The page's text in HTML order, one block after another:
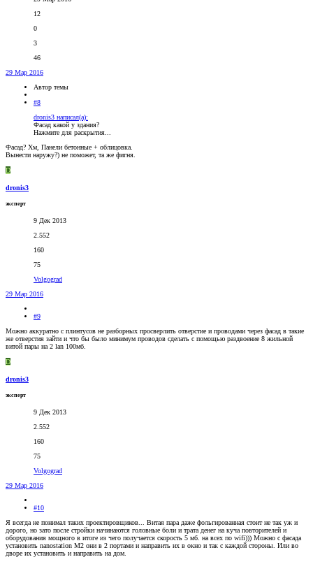
12
0
3
46
29 Мар 2016
Автор темы
#8
dronis3 написал(а):
Фасад какой у здания?
Нажмите для раскрытия...
Фасад? Хм, Панели бетонные + облицовка.
Вынести наружу?) не поможет, та же фигня.
D
dronis3
эксперт
9 Дек 2013
2.552
160
75
Volgograd
29 Мар 2016
#9
Можно аккуратно с плинтусов не разборных просверлить отверстие и проводами через фасад в такие
же отверстия зайти и что бы было минимум проводов сделать с помощью раздвоение 8 жильной
витой пары на 2 lan 100мб.
D
dronis3
эксперт
9 Дек 2013
2.552
160
75
Volgograd
29 Мар 2016
#10
Я всегда не понимал таких проектировщиков... Витая пара даже фольгированная стоит не так уж и
дорого, но зато после стройки начинаются головные боли и трата денег на куча повторителей и
оборудования мощного в итоге из чего получается скорость 5 мб. на всех по wifi))) Можно с фасада
установить nanostation M2 они в 2 портами и направить их в окно и так с каждой стороны. Или во
дворе их установить и направить на дом.